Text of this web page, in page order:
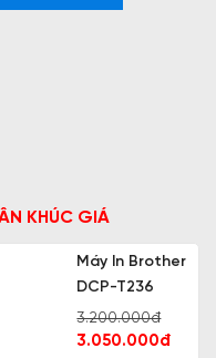
KHÚC GIÁ
Máy In Brother
DCP-T236
3.200.000đ
3.050.000đ